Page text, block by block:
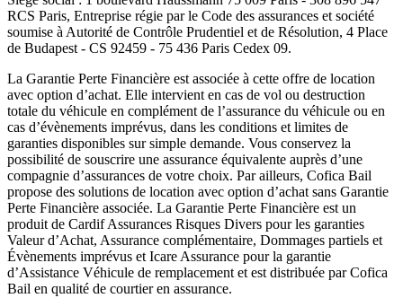
RCS Paris, Entreprise régie par le Code des assurances et société
soumise à Autorité de Contrôle Prudentiel et de Résolution, 4 Place
de Budapest - CS 92459 - 75 436 Paris Cedex 09.
La Garantie Perte Financière est associée à cette offre de location
avec option d’achat. Elle intervient en cas de vol ou destruction
totale du véhicule en complément de l’assurance du véhicule ou en
cas d’évènements imprévus, dans les conditions et limites de
garanties disponibles sur simple demande. Vous conservez la
possibilité de souscrire une assurance équivalente auprès d’une
compagnie d’assurances de votre choix. Par ailleurs, Cofica Bail
propose des solutions de location avec option d’achat sans Garantie
Perte Financière associée. La Garantie Perte Financière est un
produit de Cardif Assurances Risques Divers pour les garanties
Valeur d’Achat, Assurance complémentaire, Dommages partiels et
Évènements imprévus et Icare Assurance pour la garantie
d’Assistance Véhicule de remplacement et est distribuée parCofica
Bail en qualité de courtier en assurance.